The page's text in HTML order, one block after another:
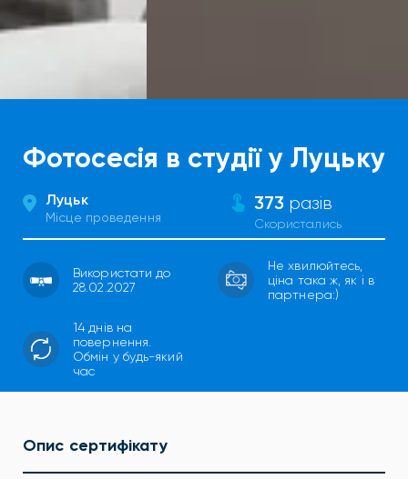
Фотосесія в студії у Луцьку
Луцьк
Місце проведення
373разів
Скористались
Використати до
28.02.2027
Не хвилюйтесь,
ціна така ж, як і в
партнера:)
14 днів на
повернення.
Обмін у будь-який
час
Опис сертифікату